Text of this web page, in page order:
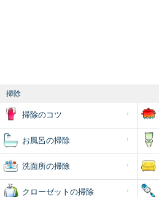
掃除
掃除のコツ
お風呂の掃除
洗面所の掃除
クローゼットの掃除